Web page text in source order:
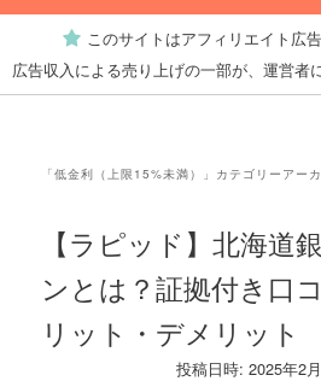
へ
動
移
ュ
このサイトはアフィリエイト広
広告収入による売り上げの一部が、運営者
「低金利（上限15%未満） 」カテゴリーアー
【ラピッド】北海道
ンとは？証拠付き口
リット・デメリット
投稿日時:2025年2